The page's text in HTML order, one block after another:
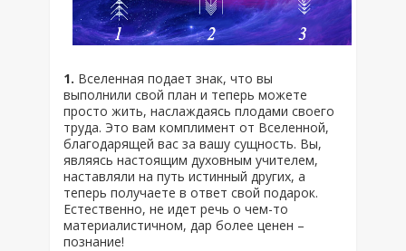
1. Вселенная подает знак, что вы
выполнили свой план и теперь можете
просто жить, наслаждаясь плодами своего
труда. Это вам комплимент от Вселенной,
благодарящей вас за вашу сущность. Вы,
являясь настоящим духовным учителем,
наставляли на путь истинный других, а
теперь получаете в ответ свой подарок.
Естественно, не идет речь о чем-то
материалистичном, дар более ценен –
познание!